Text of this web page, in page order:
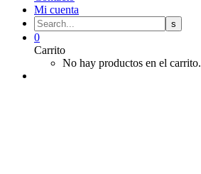
Mi cuenta
0
Carrito
No hay productos en el carrito.